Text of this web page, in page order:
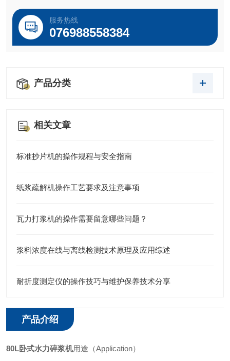
服务热线
076988558384
产品分类
相关文章
标准抄片机的操作规程与安全指南
纸浆疏解机操作工艺要求及注意事项
瓦力打浆机的操作需要留意哪些问题？
浆料浓度在线与离线检测技术原理及应用综述
耐折度测定仪的操作技巧与维护保养技术分享
产品介绍
80L卧式水力碎浆机用途（Application）